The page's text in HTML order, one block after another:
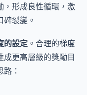
，形成良性循環，激
裂變。
的設定 。合理的梯度
更高層級的獎勵目
：